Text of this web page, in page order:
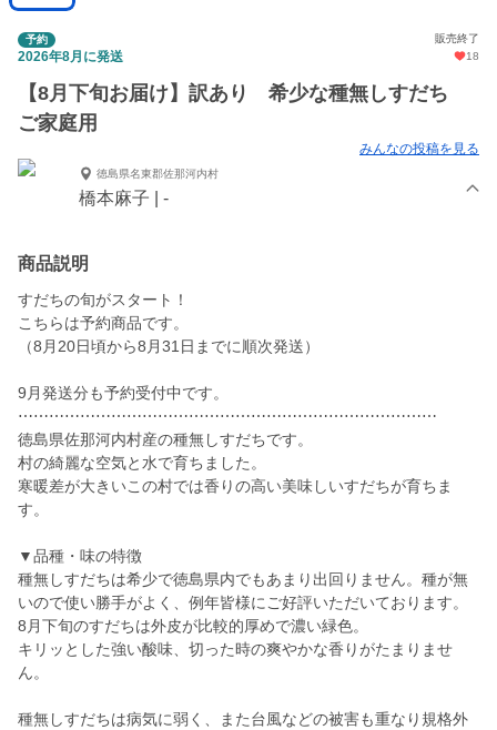
予約 販売終了
2026年8月に発送 18
【8月下旬お届け】訳あり 希少な種無しすだち
ご家庭用
みんなの投稿を見る
徳島県名東郡佐那河内村
橋本麻子 | -
商品説明
すだちの旬がスタート！
こちらは予約商品です。
（8月20日頃から8月31日までに順次発送）
9月発送分も予約受付中です。
⋯⋯⋯⋯⋯⋯⋯⋯⋯⋯⋯⋯⋯⋯⋯⋯⋯⋯⋯⋯⋯⋯⋯⋯⋯⋯⋯
徳島県佐那河内村産の種無しすだちです。
村の綺麗な空気と水で育ちました。
寒暖差が大きいこの村では香りの高い美味しいすだちが育ちま
す。
▼品種・味の特徴
種無しすだちは希少で徳島県内でもあまり出回りません。種が無
いので使い勝手がよく、例年皆様にご好評いただいております。
8月下旬のすだちは外皮が比較的厚めで濃い緑色。
キリッとした強い酸味、切った時の爽やかな香りがたまりませ
ん。
種無しすだちは病気に弱く、また台風などの被害も重なり規格外